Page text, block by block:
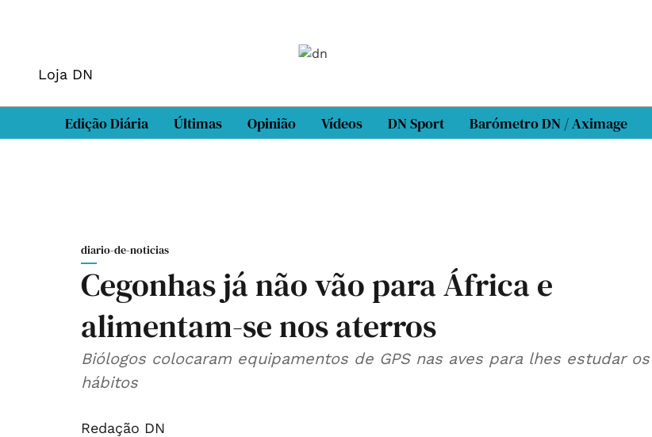
Loja DN
Edição Diária Últimas Opinião Vídeos DN Sport Barómetro DN / Aximage
diario-de-noticias
Cegonhas já não vão para África e
alimentam-se nos aterros
Biólogos colocaram equipamentos de GPS nas aves para lhes estudar os
hábitos
Redação DN